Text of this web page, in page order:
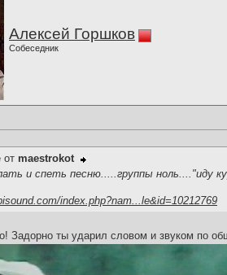
Алексей Горшков
Собеседник
от maestrokot
и спеть песню.....группы ноль...."иду
index.php?nam...le&id=10212769
Задорно ты ударил словом и звуком по